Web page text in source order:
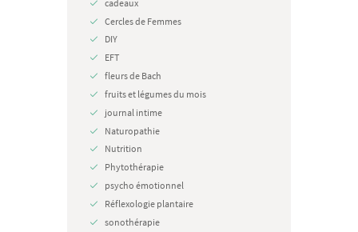
cadeaux
Cercles de Femmes
DIY
EFT
fleurs de Bach
fruits et légumes du mois
journal intime
Naturopathie
Nutrition
Phytothérapie
psycho émotionnel
Réflexologie plantaire
sonothérapie